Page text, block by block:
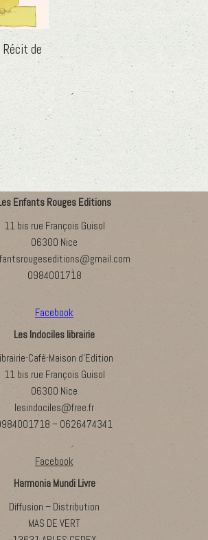
de
Enfants Rouges Editions
11 bis rue François Guisol
06300 Nice
0984001718
Facebook
Les Indociles librairie
Café-Maison d’Edition
11 bis rue François Guisol
06300 Nice
lesindociles@free.fr
– 0626474341
Facebook
Harmonia Mundi Livre
Diffusion – Distribution
MAS DE VERT